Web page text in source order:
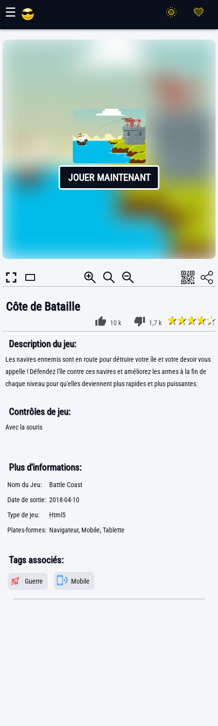
☰
JOUER MAINTENANT
Côte de Bataille
10 k 1,7 k
Description du jeu:
Les navires ennemis sont en route pour détruire votre île et votre devoir vous
appelle ! Défendez l'île contre ces navires et améliorez les armes à la fin de
chaque niveau pour qu'elles deviennent plus rapides et plus puissantes.
Contrôles de jeu:
Avec la souris
Plus d'informations:
Nom du Jeu:
Battle Coast
Date de sortie: 2018-04-10
Type de jeu:
Html5
Plates-formes: Navigateur, Mobile, Tablette
Tags associés:
Guerre Mobile